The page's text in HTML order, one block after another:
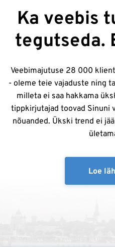
Ka veebis
tegutseda.
Veebimajutuse 28 000
- oleme teie vajaduste ning
milleta ei saa hakkama
tippkirjutajad toovad Sinuni
nõuanded. Ükski trend ei
Loe